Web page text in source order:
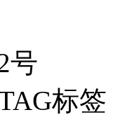
号
标签